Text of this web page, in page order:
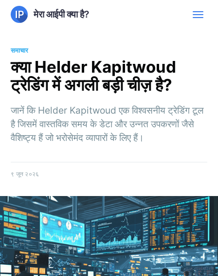
मेरा आईपी क्या है?
समाचार
क्या Helder Kapitwoud
ट्रेडिंग में अगली बड़ी चीज़ है?
जानें कि Helder Kapitwoud एक विश्वसनीय ट्रेडिंग टूल
है जिसमें वास्तविक समय के डेटा और उन्नत उपकरणों जैसे
वैशिष्ट्य हैं जो भरोसेमंद व्यापारों के लिए हैं।
९ जून २०२६